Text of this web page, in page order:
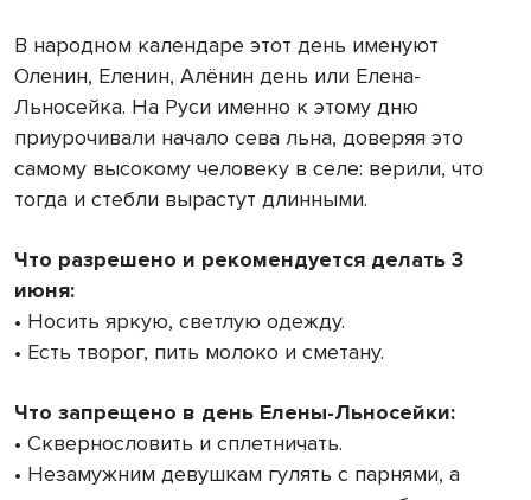
В народном календаре этот день именуют
Оленин, Еленин, Алёнин день или Елена-
Льносейка. На Руси именно к этому дню
приурочивали начало сева льна, доверяя это
самому высокому человеку в селе: верили, что
тогда и стебли вырастут длинными.
Что разрешено и рекомендуется делать 3
июня:
• Носить яркую, светлую одежду.
• Есть творог, пить молоко и сметану.
Что запрещено в день Елены-Льносейки:
• Сквернословить и сплетничать.
• Незамужним девушкам гулять с парнями, а